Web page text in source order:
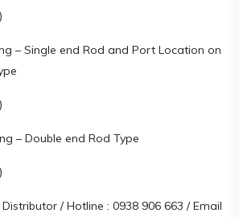
Single end Rod and Port Location on
Double end Rod Type
/ Hotline : 0938 906 663 / Email